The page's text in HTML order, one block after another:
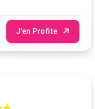
J'en Profite